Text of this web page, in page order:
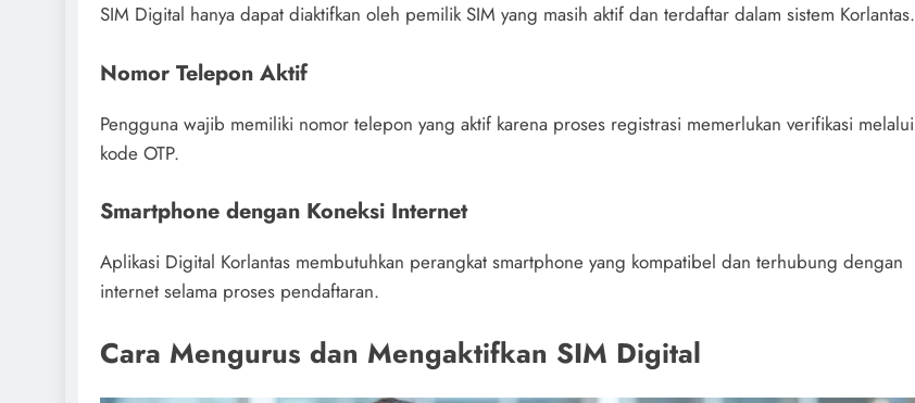
SIM Digital hanya dapat diaktifkan oleh pemilik SIM yang masih aktif dan terdaftar dalam sistem Korlantas.
Nomor Telepon Aktif
Pengguna wajib memiliki nomor telepon yang aktif karena proses registrasi memerlukan verifikasi melalui
kode OTP.
Smartphone dengan Koneksi Internet
Aplikasi Digital Korlantas membutuhkan perangkat smartphone yang kompatibel dan terhubung dengan
internet selama proses pendaftaran.
Cara Mengurus dan Mengaktifkan SIM Digital